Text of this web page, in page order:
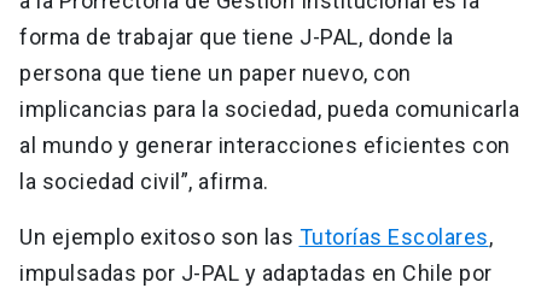
forma de trabajar que tiene J-PAL, donde la
persona que tiene un paper nuevo, con
implicancias para la sociedad, pueda comunicarla
al mundo y generar interacciones eficientes con
la sociedad civil”, afirma.
Un ejemplo exitoso son las Tutorías Escolares,
impulsadas por J-PAL y adaptadas en Chile por